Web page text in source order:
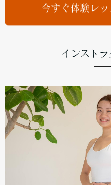
今すぐ体験レッ
インスト